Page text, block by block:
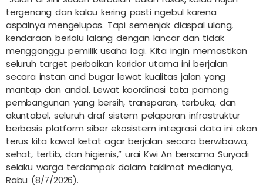
tergenang dan kalau kering pasti ngebul karena
aspalnya mengelupas. Tapi semenjak diaspal ulang,
kendaraan berlalu lalang dengan lancar dan tidak
mengganggu pemilik usaha lagi. Kita ingin memastikan
seluruh target perbaikan koridor utama ini berjalan
secara instan and bugar lewat kualitas jalan yang
mantap dan andal. Lewat koordinasi tata pamong
pembangunan yang bersih, transparan, terbuka, dan
akuntabel, seluruh draf sistem pelaporan infrastruktur
berbasis platform siber ekosistem integrasi data ini akan
terus kita kawal ketat agar berjalan secara berwibawa,
sehat, tertib, dan higienis,” urai Kwi An bersama Suryadi
selaku warga terdampak dalam taklimat medianya,
Rabu (8/7/2026).